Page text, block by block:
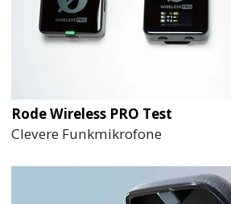
Rode Wireless PRO Test
Clevere Funkmikrofone